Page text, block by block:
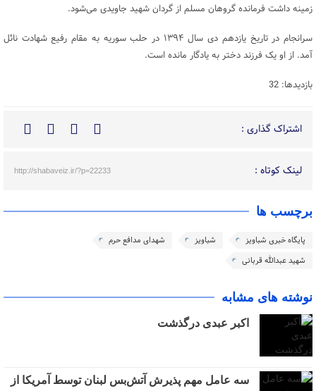
زمینه داشت فرمانده گروهان مسلم از گردان شهید جاویدی می‌شود.
سرانجام در تاریخ یازدهم دی‌ سال ۱۳۹۴ در حلب سوریه به مقام رفیع شهادت نائل
آمد. از او یک فرزند دختر به یادگار مانده است.
بازدیدها: 32
اشتراک گذاری :
لینک کوتاه : http://shabaveiz.ir/?p=22233
برچسب ها
پایگاه خبری شباویز شباویز
شهدای مدافع حرم
شهید عبدالله قربانی
نوشته های مشابه
اکبر عبدی درگذشت
سه عامل مهم پذیرش آتش‌بس لبنان توسط آمریکا از